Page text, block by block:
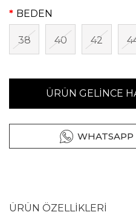
BEDEN
38 40 42
ÜRÜN GELİNCE
WHATSAPP
ÜRÜN ÖZELLİKLERİ